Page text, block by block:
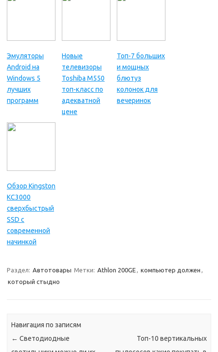
Эмуляторы
Android на
Windows 5
лучших
программ
Новые
телевизоры
Toshiba M550
топ-класс по
адекватной
цене
Топ-7 больших
и мощных
блютуз
колонок для
вечеринок
Обзор Kingston
KC3000
сверхбыстрый
SSD с
современной
начинкой
Раздел: Автотовары Метки: Athlon 200GE, компьютер должен ,
который стыдно
Навигация по записям
← Светодиодные
Топ-10 вертикальных